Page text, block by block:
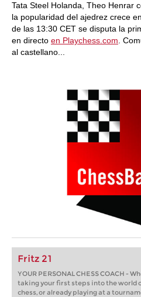
Tata Steel Holanda, Theo Henrar
la popularidad del ajedrez crece
de las 13:30 CET se disputa la
en directo en Playchess.com .
al castellano...
Fritz 21
YOUR PERSONAL CHESS COACH -
taking your first steps into the world
chess, or already playing at a